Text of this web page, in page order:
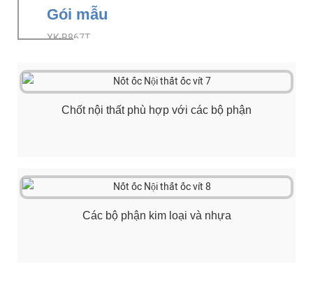
Gói mẫu
XK-B867T
Chốt nội thất phù hợp với các bộ phận
Các bộ phận kim loại và nhựa